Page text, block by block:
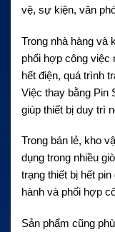
vệ, sự kiện, văn
Trong nhà hàng và
phối hợp công việc
hết điện, quá trình
Việc thay bằng Pin
giúp thiết bị duy trì
Trong bán lẻ, kho
dụng trong nhiều
trạng thiết bị hết
hành và phối hợp
Sản phẩm cũng